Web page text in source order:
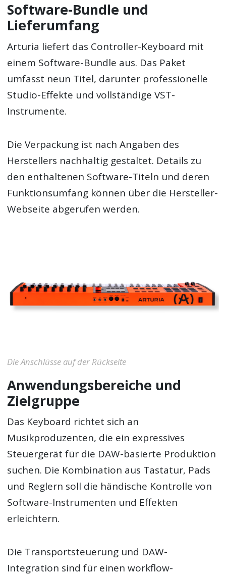
Software-Bundle und
Lieferumfang
Arturia liefert das Controller-Keyboard mit
einem Software-Bundle aus. Das Paket
umfasst neun Titel, darunter professionelle
Studio-Effekte und vollständige VST-
Instrumente.
Die Verpackung ist nach Angaben des
Herstellers nachhaltig gestaltet. Details zu
den enthaltenen Software-Titeln und deren
Funktionsumfang können über die Hersteller-
Webseite abgerufen werden.
Die Anschlüsse auf der Rückseite
Anwendungsbereiche und
Zielgruppe
Das Keyboard richtet sich an
Musikproduzenten, die ein expressives
Steuergerät für die DAW-basierte Produktion
suchen. Die Kombination aus Tastatur, Pads
und Reglern soll die händische Kontrolle von
Software-Instrumenten und Effekten
erleichtern.
Die Transportsteuerung und DAW-
Integration sind für einen workflow-